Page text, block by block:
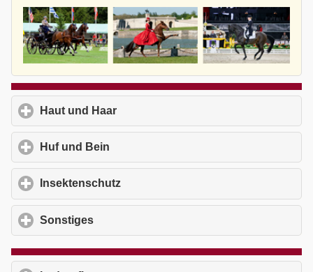
Haut und Haar
Huf und Bein
Insektenschutz
Sonstiges